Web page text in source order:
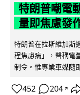
特朗普嘲電
量即焦慮發
特朗普在拉斯維加斯
程焦慮病」，聲稱電
制令。惟專業車媒隨
452 204 ↗